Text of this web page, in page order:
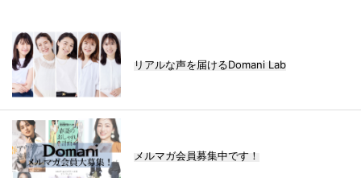
リアルな声を届けるDomani Lab
メルマガ会員募集中です！